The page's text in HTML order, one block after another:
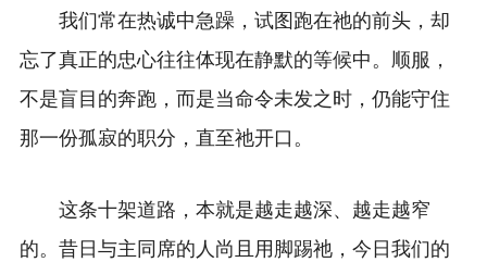
我们常在热诚中急躁，试图跑在祂的前头，却
忘了真正的忠心往往体现在静默的等候中。顺服，
不是盲目的奔跑，而是当命令未发之时，仍能守住
那一份孤寂的职分，直至祂开口。
这条十架道路，本就是越走越深、越走越窄
的。昔日与主同席的人尚且用脚踢祂，今日我们的